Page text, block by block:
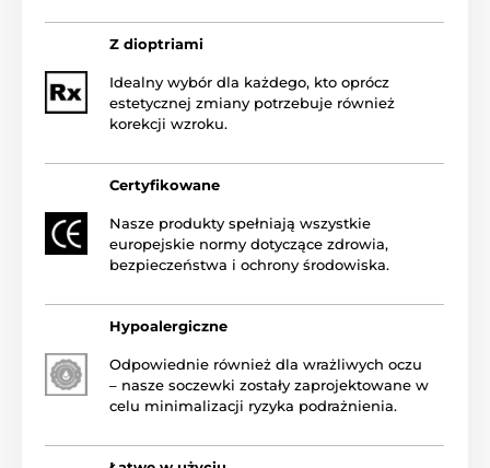
Z dioptriami
Idealny wybór dla każdego, kto oprócz
estetycznej zmiany potrzebuje również
korekcji wzroku.
Certyfikowane
Nasze produkty spełniają wszystkie
europejskie normy dotyczące zdrowia,
bezpieczeństwa i ochrony środowiska.
Hypoalergiczne
Odpowiednie również dla wrażliwych oczu
– nasze soczewki zostały zaprojektowane w
celu minimalizacji ryzyka podrażnienia.